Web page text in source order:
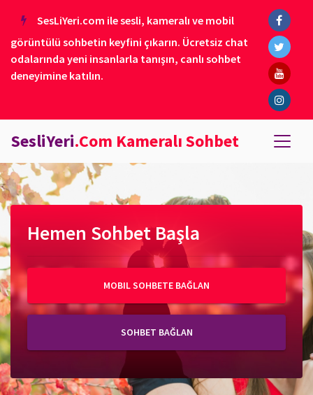
SesLiYeri.com ile sesli, kameralı ve mobil
görüntülü sohbetin keyfini çıkarın. Ücretsiz chat
odalarında yeni insanlarla tanışın, canlı sohbet
deneyimine katılın.
SesliYeri.Com Kameralı Sohbet
Hemen Sohbet Başla
MOBIL SOHBETE BAĞLAN
SOHBET BAĞLAN